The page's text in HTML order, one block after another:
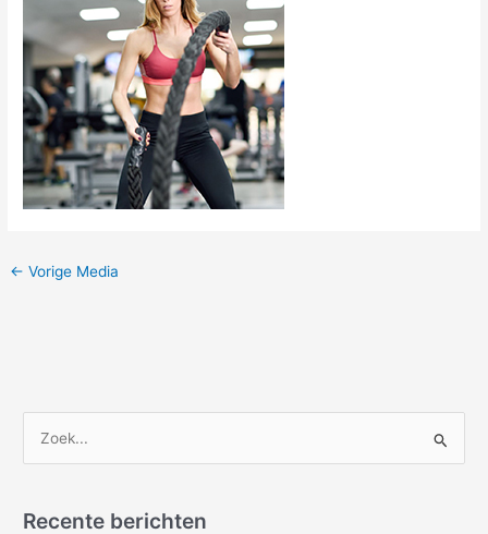
← Vorige Media
Recente berichten